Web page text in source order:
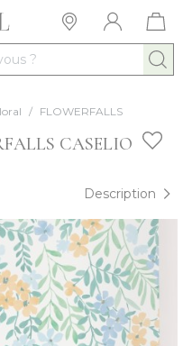
?
/ FLOWERFALLS
CASELIO
Description